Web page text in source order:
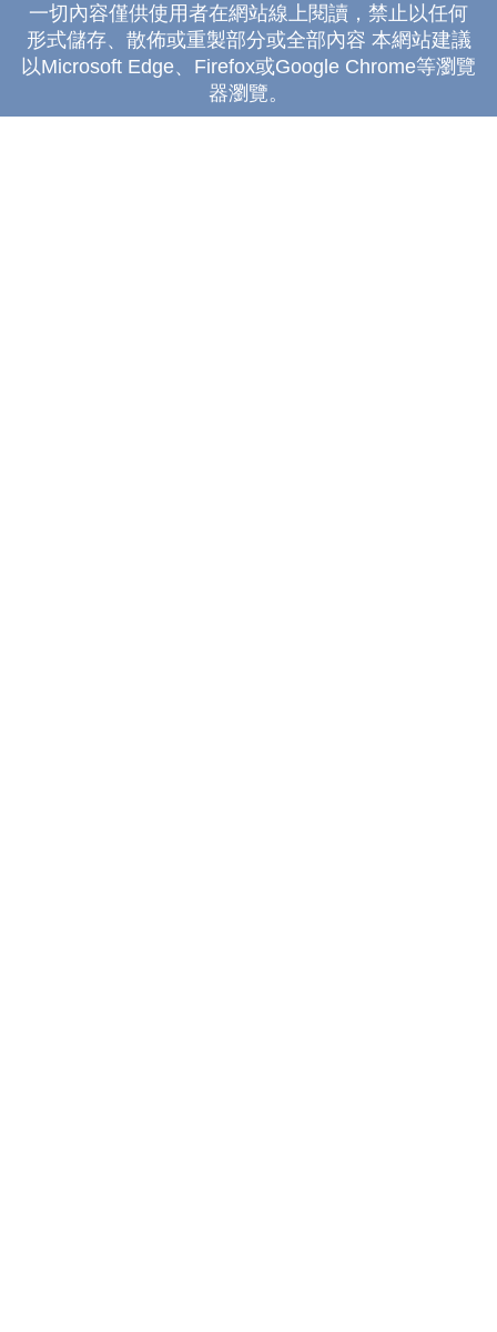
一切內容僅供使用者在網站線上閱讀，禁止以任何
形式儲存、散佈或重製部分或全部內容 本網站建議
以Microsoft Edge、Firefox或Google Chrome等瀏覽
器瀏覽。